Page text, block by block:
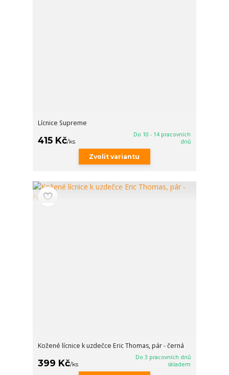
Lícnice Supreme
415 Kč/ks
Do 10 - 14 pracovních
dnů
Zvolit variantu
Kožené lícnice k uzdečce Eric Thomas, pár - černá
399 Kč/ks
Do 3 pracovních dnů
skladem